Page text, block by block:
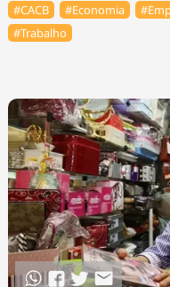
#⁠CACB #Economia
#Trabalho